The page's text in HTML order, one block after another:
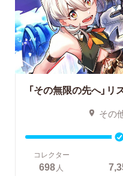
「その無限の先へ」
その
コレクター
698人